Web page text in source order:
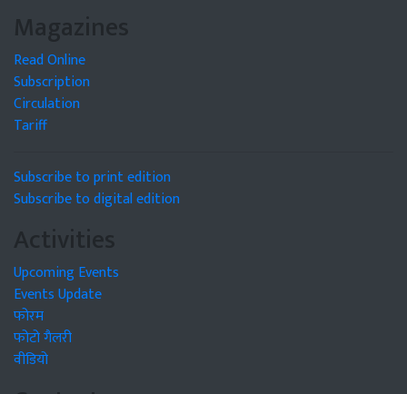
Magazines
Read Online
Subscription
Circulation
Tariff
Subscribe to print edition
Subscribe to digital edition
Activities
Upcoming Events
Events Update
फोरम
फोटो गैलरी
वीडियो